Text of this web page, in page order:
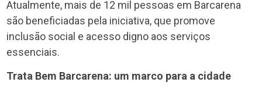
Atualmente, mais de 12 mil pessoas em Barcarena
são beneficiadas pela iniciativa, que promove
inclusão social e acesso digno aos serviços
essenciais.
Trata Bem Barcarena: um marco para a cidade